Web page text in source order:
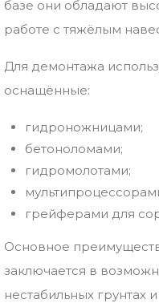
базе они обладают
работе с тяжёлым
Для демонтажа
оснащённые:
гидроножницами;
бетоноломами;
гидромолотами;
грейферами для
Основное
заключается в
нестабильных